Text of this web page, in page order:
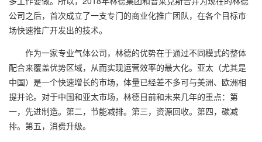
公司之后，首次成立了一支专门的商业化推广团队，在各个目标市
场快速推广开发出的技术。
作为一家专业气体公司，林德的优势在于通过不同模式的整体
配合来覆盖优势区域，从而实现运营效率的最大化。亚太（尤其是
中国）是一个快速增长的市场，体量已经差不多可与美洲、欧洲相
提并论。对于中国和亚太市场，林德目前和未来几年的重点：第
一，先进制造。第二，节能减排。第三，资源回收。第四，碳减
排。第五，消费升级。